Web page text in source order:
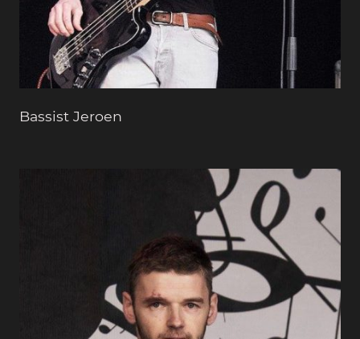
Bassist Jeroen